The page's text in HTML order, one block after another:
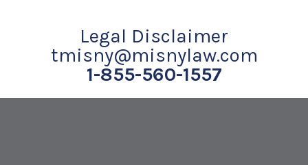
Legal Disclaimer
tmisny@misnylaw.com
1-855-560-1557